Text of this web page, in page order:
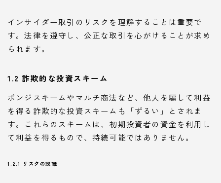
インサイダー取引のリスクを理解することは重要で
す。法律を遵守し、公正な取引を心がけることが求め
られます。
1.2 詐欺的な投資スキーム
ポンジスキームやマルチ商法など、他人を騙して利益
を得る詐欺的な投資スキームも「ずるい」とされま
す。これらのスキームは、初期投資者の資金を利用し
て利益を得るもので、持続可能ではありません。
1.2.1 リスクの認識